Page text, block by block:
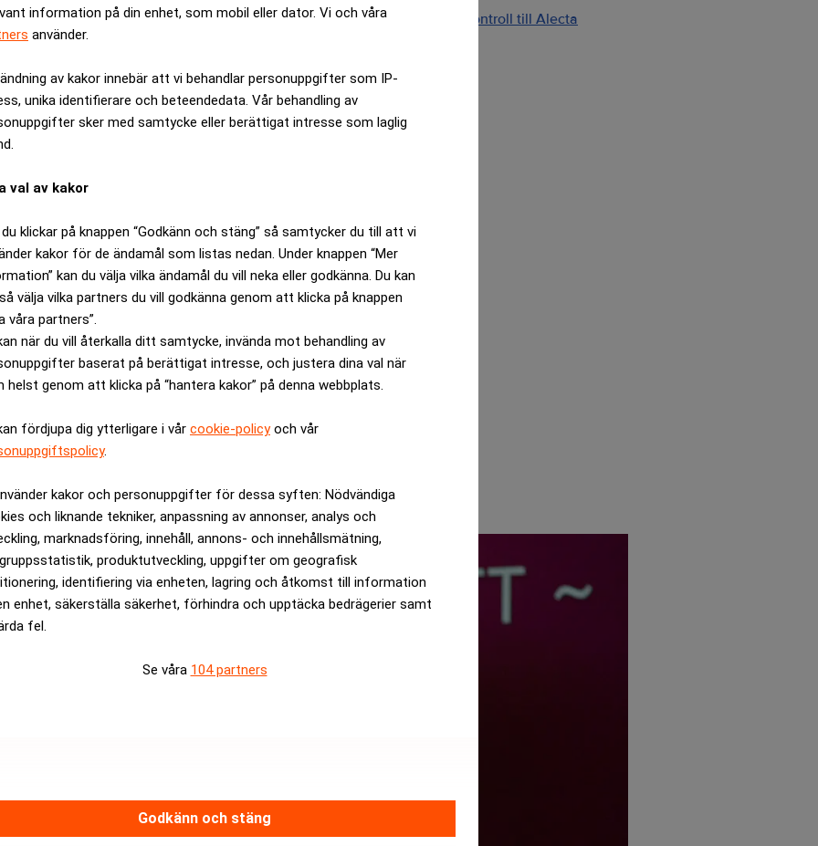
information på din enhet, som mobil eller dator. Vi och våra
använder.
av kakor innebär att vi behandlar personuppgifter som IP-
unika identifierare och beteendedata. Vår behandling av
sker med samtycke eller berättigat intresse som laglig
val av kakor
klickar på knappen “Godkänn och stäng” så samtycker du till att vi
kakor för de ändamål som listas nedan. Under knappen “Mer
kan du välja vilka ändamål du vill neka eller godkänna. Du kan
välja vilka partners du vill godkänna genom att klicka på knappen
våra partners”.
när du vill återkalla ditt samtycke, invända mot behandling av
baserat på berättigat intresse, och justera dina val när
helst genom att klicka på “hantera kakor” på denna webbplats.
fördjupa dig ytterligare i vår cookie-policyoch vår
.
kakor och personuppgifter för dessa syften: Nödvändiga
och liknande tekniker, anpassning av annonser, analys och
marknadsföring, innehåll, annons- och innehållsmätning,
produktutveckling, uppgifter om geografisk
identifiering via enheten, lagring och åtkomst till information
enhet, säkerställa säkerhet, förhindra och upptäcka bedrägerier samt
fel.
Se våra 104 partners
Godkänn och stäng
Medarbetare inom Intern styrning och kontroll till Alecta
en av de tio mest tursamma”